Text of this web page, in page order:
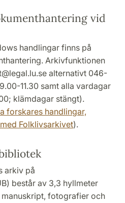
vid
handlingar finns på
Arkivfunktionen
alternativt 046-
11.30 samt alla vardagar
klämdagar stängt).
forskares handlingar,
Folklivsarkivet).
arkiv på
består av 3,3 hyllmeter
fotografier och